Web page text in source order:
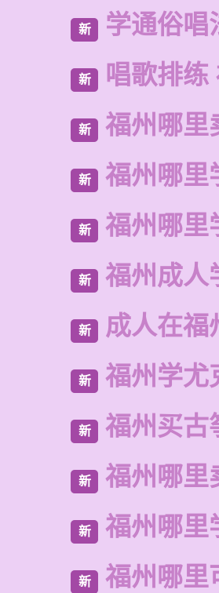
新 学通俗唱
新 唱歌排练
新 福州哪里
新 福州哪里
新 福州哪里
新 福州成人
新 成人在福
新 福州学尤
新 福州买古
新 福州哪里
新 福州哪里
新 福州哪里